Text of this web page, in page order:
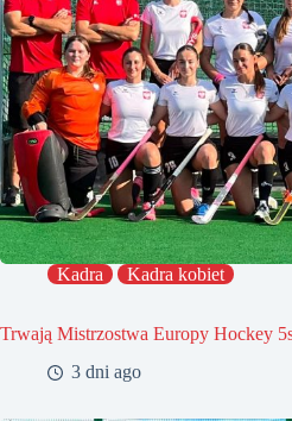
Kadra Kadra kobiet
Trwają Mistrzostwa Europy Hockey
3 dni ago